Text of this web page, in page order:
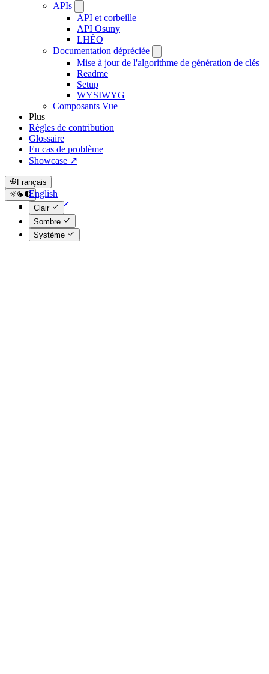
APIs
API et corbeille
API Osuny
LHÉO
Documentation dépréciée
Mise à jour de l'algorithme de génération de clés
Readme
Setup
WYSIWYG
Composants Vue
Plus
Règles de contribution
Glossaire
En cas de problème
Showcase ↗
Français
English
Français
Clair
Sombre
Système